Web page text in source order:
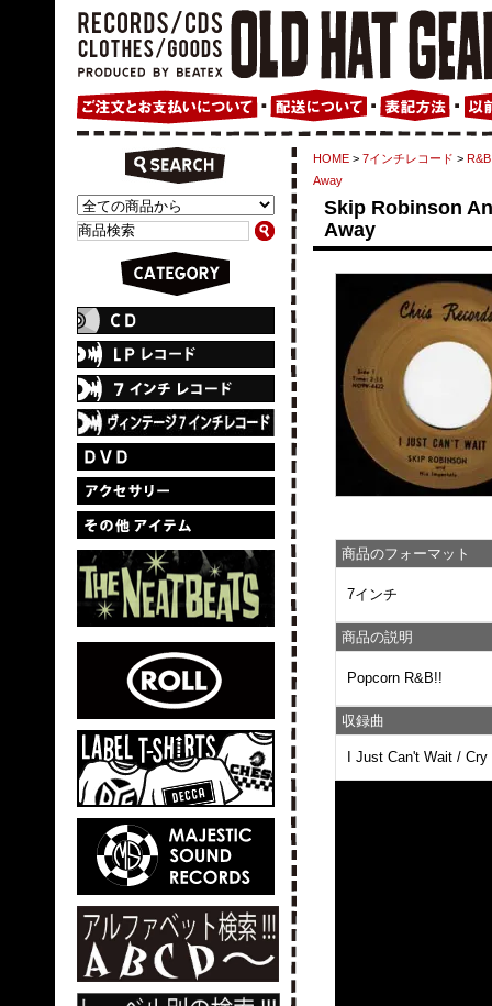
HOME > 7インチレコード >
Away
Skip Robinson
Away
商品のフォーマット
7インチ
商品の説明
Popcorn R&B!!
収録曲
I Just Can't Wait /